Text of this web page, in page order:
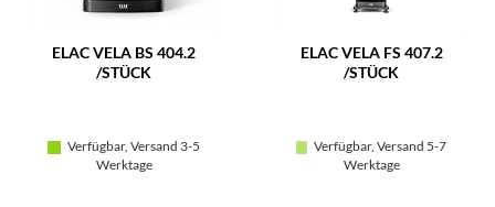
ELAC VELA BS 404.2
/STÜCK
Verfügbar, Versand 3-5
Werktage
ELAC VELA FS 407.2
/STÜCK
Verfügbar, Versand 5-7
Werktage